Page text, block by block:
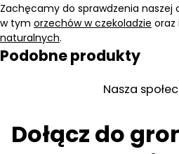
Zachęcamy do sprawdzenia naszej
w tym orzechów w czekoladzie oraz
naturalnych.
Podobne produkty
Nasza
Dołącz do